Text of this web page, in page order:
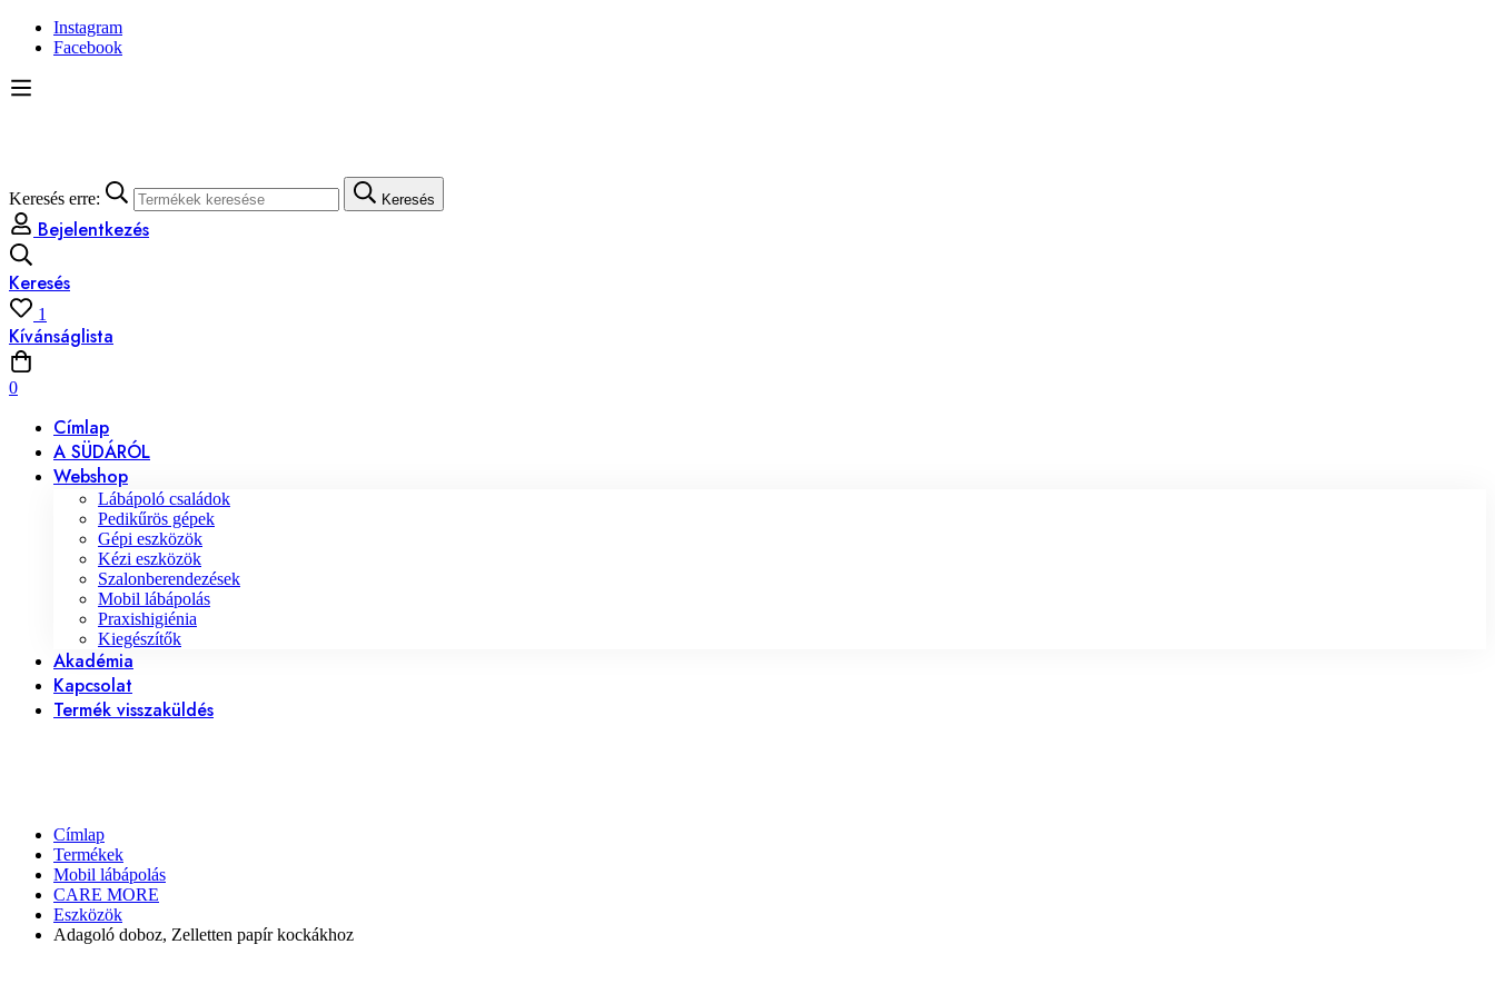
Instagram
Facebook
Keresés erre: Keresés
Bejelentkezés
Keresés
1
Kívánságlista
0
Címlap
A SÜDÁRÓL
Webshop
Lábápoló családok
Pedikűrös gépek
Gépi eszközök
Kézi eszközök
Szalonberendezések
Mobil lábápolás
Praxishigiénia
Kiegészítők
Akadémia
Kapcsolat
Termék visszaküldés
Címlap
Termékek
Mobil lábápolás
CARE MORE
Eszközök
Adagoló doboz, Zelletten papír kockákhoz